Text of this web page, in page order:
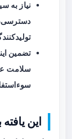
نیاز به
تضمین
سلامت
این